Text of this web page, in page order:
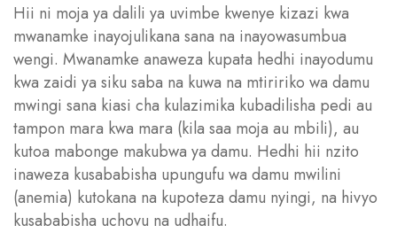
Hii ni moja ya dalili ya uvimbe kwenye kizazi kwa
mwanamke inayojulikana sana na inayowasumbua
wengi. Mwanamke anaweza kupata hedhi inayodumu
kwa zaidi ya siku saba na kuwa na mtiririko wa damu
mwingi sana kiasi cha kulazimika kubadilisha pedi au
tampon mara kwa mara (kila saa moja au mbili), au
kutoa mabonge makubwa ya damu. Hedhi hii nzito
inaweza kusababisha upungufu wa damu mwilini
(anemia) kutokana na kupoteza damu nyingi, na hivyo
kusababisha uchovu na udhaifu.